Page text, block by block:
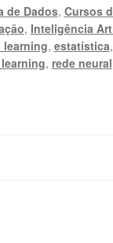
de Dados, Cursos
, Inteligência
learning, estatística,
, rede neural